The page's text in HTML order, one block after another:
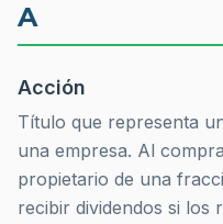
A
Acción
Título que representa
una empresa. Al
propietario de una
recibir dividendos si los